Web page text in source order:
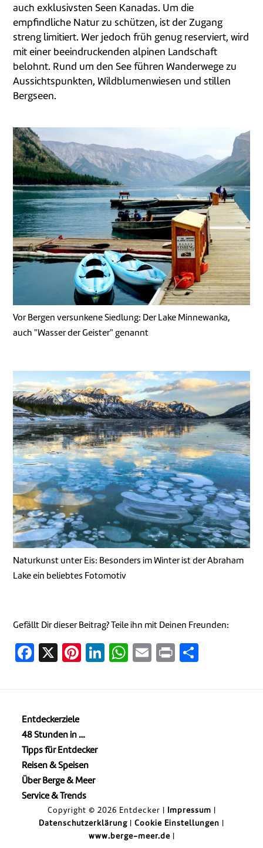
auch exklusivsten Seen Kanadas. Um die
empfindliche Natur zu schützen, ist der Zugang
streng limitiert. Wer jedoch früh genug reserviert, wird
mit einer beeindruckenden alpinen Landschaft
belohnt. Rund um den See führen Wanderwege zu
Aussichtspunkten, Wildblumenwiesen und stillen
Bergseen.
Vor Bergen versunkene Siedlung: Der Lake Minnewanka,
auch "Wasser der Geister" genannt
Naturkunst unter Eis: Besonders im Winter ist der Abraham
Lake ein beliebtes Fotomotiv
Gefällt Dir dieser Beitrag? Teile ihn mit Deinen Freunden:
Facebook
X Pinterest
LinkedIn
WhatsApp
EmailPrint
Entdeckerziele
48 Stunden in …
Tipps für Entdecker
Reisen & Speisen
Über Berge & Meer
Service & Trends
Copyright © 2026 Entdecker | Impressum
Datenschutzerklärung
Cookie Einstellungen
www.berge-meer.de|